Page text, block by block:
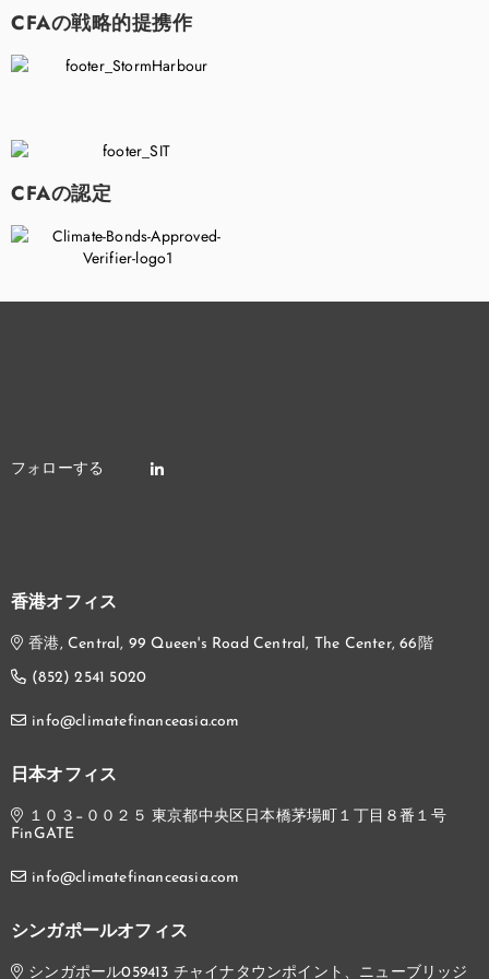
CFAの戦略的提携作
CFAの認定
香港オフィス
香港, Central, 99 Queen's Road Central, The Center, 66階
(852) 2541 5020
info@climatefinanceasia.com
日本オフィス
１０３−００２５ 東京都中央区日本橋茅場町１丁目８番１号
FinGATE
info@climatefinanceasia.com
シンガポールオフィス
シンガポール059413 チャイナタウンポイント、ニューブリッジ